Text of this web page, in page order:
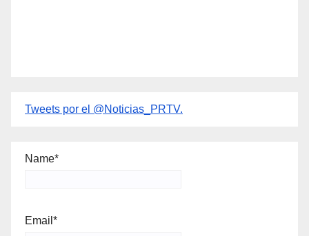
Tweets por el @Noticias_PRTV.
Name*
Email*